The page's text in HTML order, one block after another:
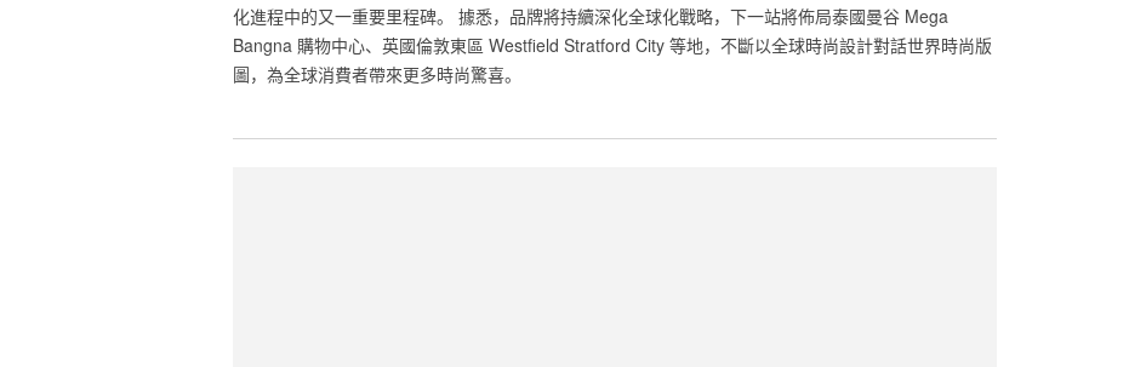
化進程中的又一重要里程碑。 據悉，品牌將持續深化全球化戰略，下一站將佈局泰國曼谷 Mega
Bangna 購物中心、英國倫敦東區 Westfield Stratford City 等地，不斷以全球時尚設計對話世界時尚版
圖，為全球消費者帶來更多時尚驚喜。